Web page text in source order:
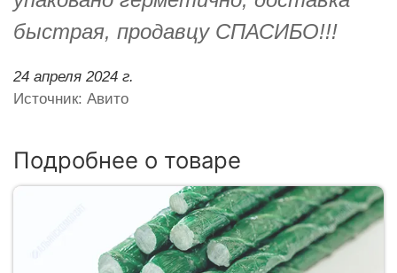
быстрая, продавцу СПАСИБО!!!
24 апреля 2024 г.
Источник: Авито
Подробнее о товаре